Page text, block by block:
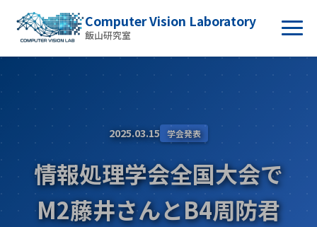
Computer Vision Laboratory
飯山研究室
2025.03.15 学会発表
情報処理学会全国大会で
M2藤井さんとB4周防君